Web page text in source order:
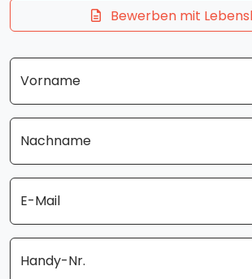
Bewerben mit
Vorname
Nachname
E-Mail
Handy-Nr.